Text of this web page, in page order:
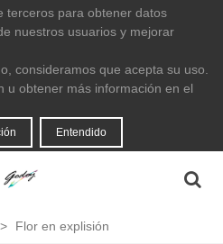
terceros para obtener datos
nuestros usuarios y mejorar
consideramos que acepta su uso.
u obtener más información en el
Entendido
> Flor en explisión